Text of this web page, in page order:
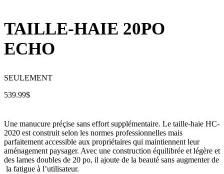
TAILLE-HAIE 20PO
ECHO
SEULEMENT
539.99$
Une manucure préçise sans effort supplémentaire. Le taille-haie HC-
2020 est construit selon les normes professionnelles mais
parfaitement accessible aux propriétaires qui maintiennent leur
aménagement paysager. Avec une construction équilibrée et légère et
des lames doubles de 20 po, il ajoute de la beauté sans augmenter de
la fatigue à l’utilisateur.